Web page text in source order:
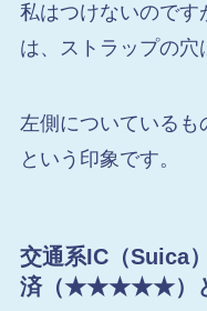
私はつけないのです
は、ストラップの穴
左側についているも
という印象です。
交通系IC（Suica
済（★★★★★）と